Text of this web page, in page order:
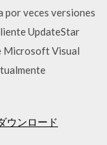
veces versiones
UpdateStar
Microsoft Visual
ウンロード